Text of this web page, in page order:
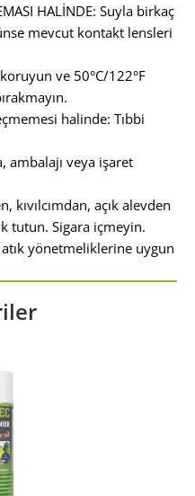
HALİNDE: Suyla birkaç
mevcut kontakt lensleri
ve 50°C/122°F
halinde: Tıbbi
ambalajı veya işaret
kıvılcımdan, açık alevden
tutun. Sigara içmeyin.
yönetmeliklerine uygun